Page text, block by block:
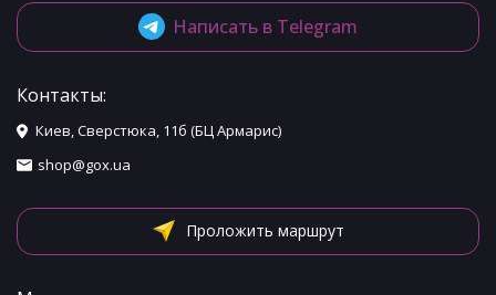
Написать в Telegram
Контакты:
Киев, Сверстюка, 11б (БЦ Армарис)
shop@gox.ua
Проложить маршрут